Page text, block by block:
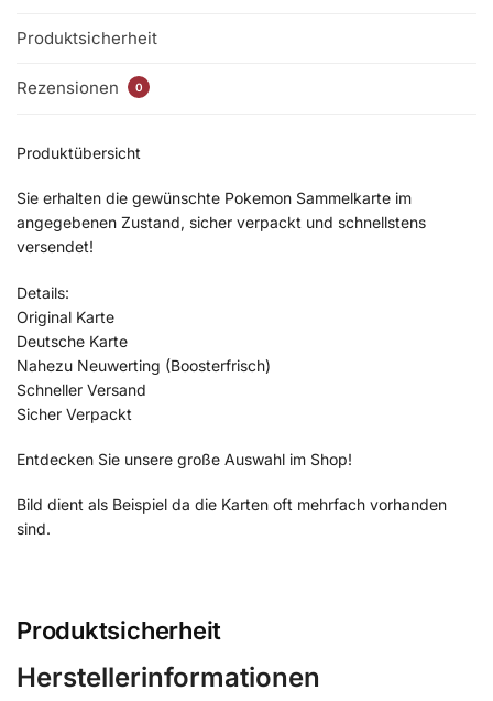
Produktsicherheit
Rezensionen 0
Produktübersicht
Sie erhalten die gewünschte Pokemon Sammelkarte im
angegebenen Zustand, sicher verpackt und schnellstens
versendet!
Details:
Original Karte
Deutsche Karte
Nahezu Neuwerting (Boosterfrisch)
Schneller Versand
Sicher Verpackt
Entdecken Sie unsere große Auswahl im Shop!
Bild dient als Beispiel da die Karten oft mehrfach vorhanden
sind.
Produktsicherheit
Herstellerinformationen